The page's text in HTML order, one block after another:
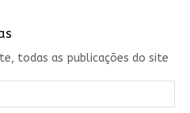
todas as publicações do site